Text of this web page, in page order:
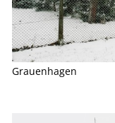
Grauenhagen